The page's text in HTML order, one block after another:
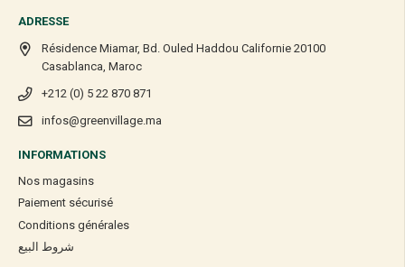
ADRESSE
Résidence Miamar, Bd. Ouled Haddou Californie 20100
Casablanca, Maroc
+212 (0) 5 22 870 871
infos@greenvillage.ma
INFORMATIONS
Nos magasins
Paiement sécurisé
Conditions générales
شروط البيع